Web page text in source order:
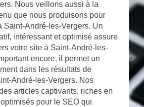
Nous veillons aussi à la
que nous produisons pour
Saint-André-les-Vergers. Un
intéressant et optimisé assure
votre site à Saint-André-les-
encore, il permet un
dans les résultats de
André-les-Vergers. Nos
articles captivants, riches en
pour le SEO qui